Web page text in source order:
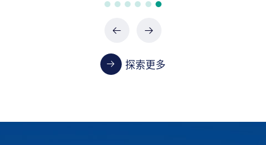
探索更多
政府采购项目（XHTC-HW-2026-0485）中标结
首都医科大学2023-2024学年本科教学质量报告